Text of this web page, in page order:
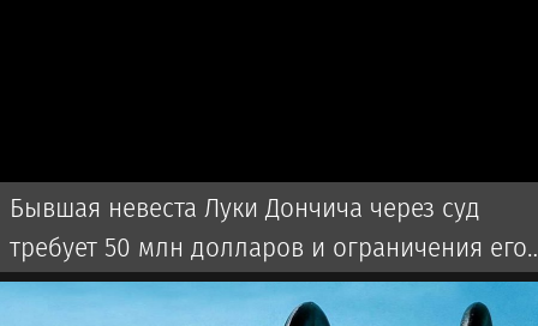
Бывшая невеста Луки Дончича через суд
требует 50 млн долларов и ограничения его
времени с детьми